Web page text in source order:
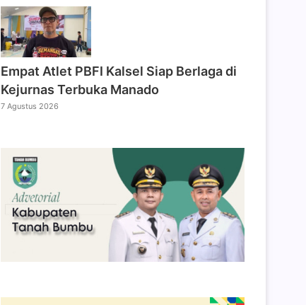
Empat Atlet PBFI Kalsel Siap Berlaga di
Kejurnas Terbuka Manado
7 Agustus 2026